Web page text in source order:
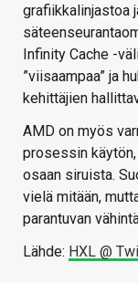
grafiikkalinjastoa
Infinity Cache -
”viisaampaa” ja
kehittäjien
AMD on myös
prosessin käytön,
osaan siruista.
vielä mitään,
parantuvan
Lähde: HXL @